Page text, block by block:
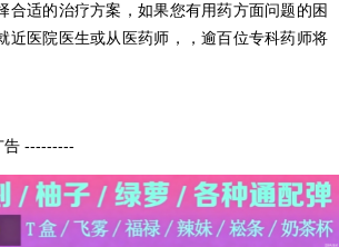
合适的治疗方案，如果您有用药方面问题的困
近医院医生或从医药师，，逾百位专科药师将
告 ---------